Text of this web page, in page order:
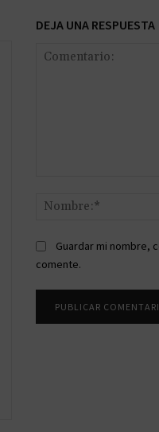
DEJA UNA RESPUESTA
Guardar mi nombre,
comente.